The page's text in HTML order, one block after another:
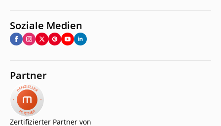
Soziale Medien
Partner
Zertifizierter Partner von